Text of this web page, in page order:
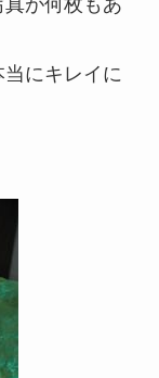
にキレイに